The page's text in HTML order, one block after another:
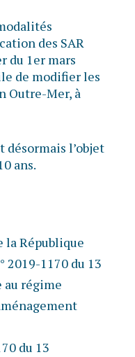
des SAR
du 1er mars
de modifier les
Outre-Mer, à
désormais l’objet
ans.
la République
2019-1170 du 13
au régime
du 13